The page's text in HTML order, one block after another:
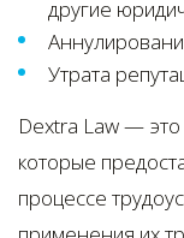
другие
Утрата
Dextra Law — это
которые
процессе